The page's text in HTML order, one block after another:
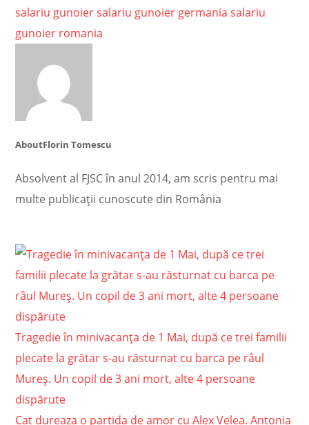
salariu gunoier salariu gunoier germania salariu
gunoier romania
AboutFlorin Tomescu
Absolvent al FJSC în anul 2014, am scris pentru mai
multe publicații cunoscute din România
Tragedie în minivacanţa de 1 Mai, după ce trei familii
plecate la grătar s-au răsturnat cu barca pe râul
Mureş. Un copil de 3 ani mort, alte 4 persoane
dispărute
Cat dureaza o partida de amor cu Alex Velea. Antonia